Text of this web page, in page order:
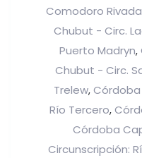
Comodoro
Chubut - Circ.
Puerto Madryn,
Chubut - Circ.
Trelew, Córdoba
Río Tercero,
Córdoba
Circunscripción: